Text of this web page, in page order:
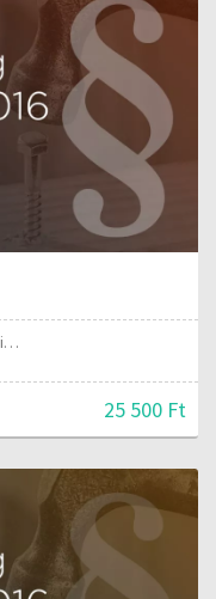
HVG szemináriumok & konferenciák
25 500 Ft